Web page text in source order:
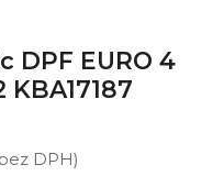
DPF EURO 4
KBA17187
DPH)